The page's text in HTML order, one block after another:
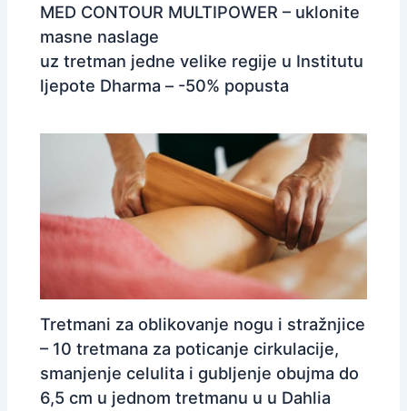
MED CONTOUR MULTIPOWER – uklonite
masne naslage
uz tretman jedne velike regije u Institutu
ljepote Dharma – -50% popusta
Tretmani za oblikovanje nogu i stražnjice
– 10 tretmana za poticanje cirkulacije,
smanjenje celulita i gubljenje obujma do
6,5 cm u jednom tretmanu u u Dahlia